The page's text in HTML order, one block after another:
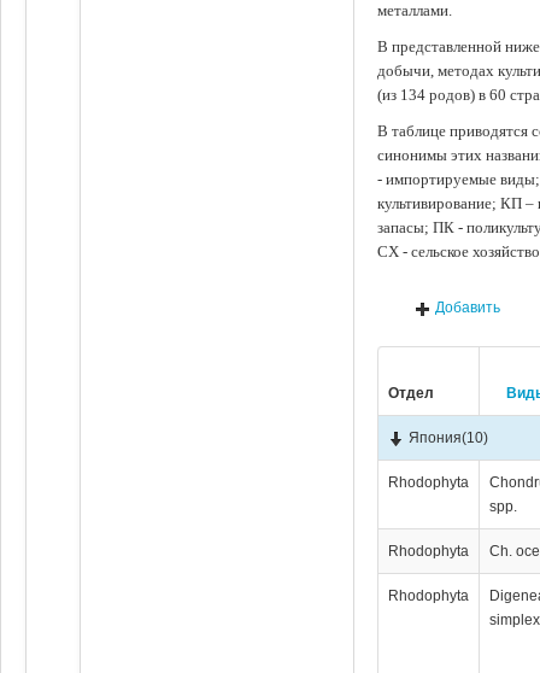
металлами.
В представленной
добычи, методах
(из 134 родов) в 60
В таблице приводятся
синонимы этих
- импортируемые
культивирование; КП
запасы; ПК -
СХ - сельское
Добавить
Отдел
Япония(10)
Rhodophyta
spp.
Rhodophyta Ch.
Rhodophyta
simplex